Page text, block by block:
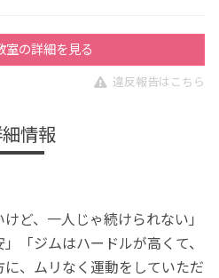
室の詳細を見る
違反報告はこちら
情報
ど、一人じゃ続けられない」
「ジムはハードルが高くて、
、ムリなく運動をしていただ